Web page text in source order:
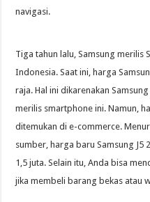
navigasi.
Tiga tahun lalu, Samsung merilis
Indonesia. Saat ini, harga
raja. Hal ini dikarenakan
merilis smartphone ini. Namun,
ditemukan di e-commerce.
sumber, harga baru Samsung J5
1,5 juta. Selain itu, Anda bisa
jika membeli barang bekas atau